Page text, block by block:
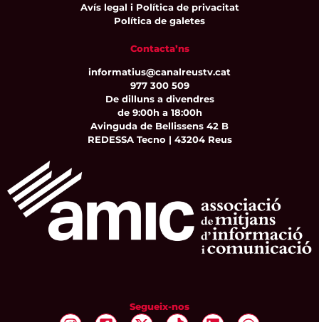
Avís legal i Política de privacitat
Política de galetes
Contacta’ns
informatius@canalreustv.cat
977 300 509
De dilluns a divendres
de 9:00h a 18:00h
Avinguda de Bellissens 42 B
REDESSA Tecno | 43204 Reus
Segueix-nos